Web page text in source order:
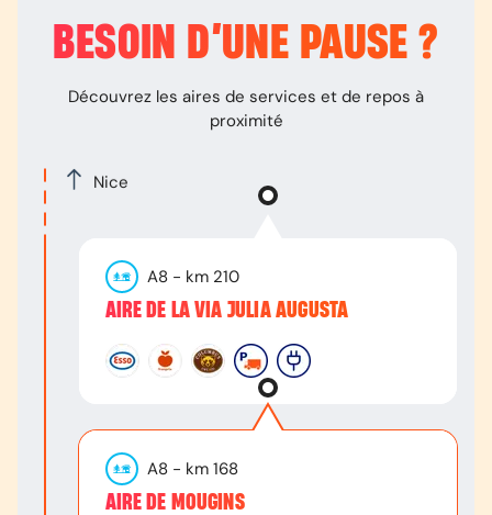
BESOIN D’UNE PAUSE ?
Découvrez les aires de services et de repos à
proximité
Nice
A8 - km 210
AIRE DE LA VIA JULIA AUGUSTA
A8 - km 168
AIRE DE MOUGINS